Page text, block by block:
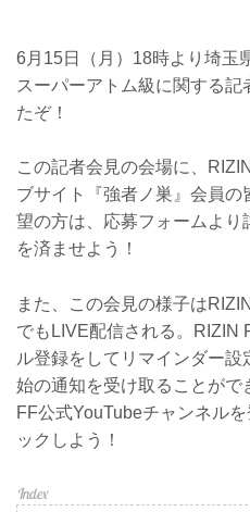
6月15日（月）18時より埼玉
スーパーアトム級に関する
たぞ！
この記者会見の会場に、
ブサイト『強者ノ巣』会員
望の方は、応募フォームよ
を済ませよう！
また、この会見の様子は
でもLIVE配信される。RIZIN
ル登録をしてリマインダー
始の通知を受け取ることがで
FF公式YouTubeチャンネル
ックしよう！